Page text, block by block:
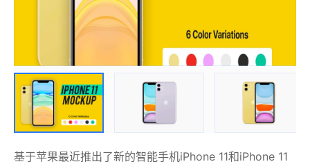
基于苹果最近推出了新的智能手机iPhone 11和iPhone 11